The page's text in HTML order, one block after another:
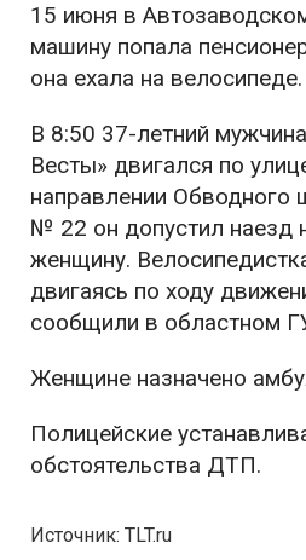
15 июня в
машину попала
она ехала на велосипеде.
В 8:50 37-летний
Весты» двигался по
направлении Обводного
№ 22 он допустил наезд
женщину.
двигаясь по ходу
сообщили в областном
Женщине назначено
Полицейские
обстоятельства ДТП.
Источник: TLT.ru